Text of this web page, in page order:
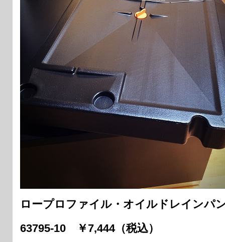
ロープロファイル・オイルドレインパ
63795-10 ￥7,444（税込）